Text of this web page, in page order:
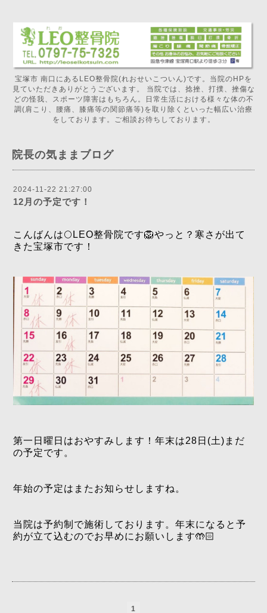
宝塚市 南口にあるLEO整骨院(れおせいこついん)です。当院のHPを
見ていただきありがとうございます。 当院では、捻挫、打撲、挫傷な
どの怪我、スポーツ障害はもちろん。日常生活における様々な体の不
調(肩こり、腰痛、膝痛等の関節痛等)を取り除くといった幅広い治療
をしております。ご相談お待ちしております。
院長の気ままブログ
2024-11-22 21:27:00
12月の予定です！
こんばんは🌕LEO整骨院です🦁やっと？寒さが出て
きた宝塚市です！
第一日曜日はおやすみします！年末は28日(土)まだ
の予定です。
年始の予定はまたお知らせしますね。
当院は予約制で施術しております。年末になると予
約が立て込むのでお早めにお願いします🤲🏻
1